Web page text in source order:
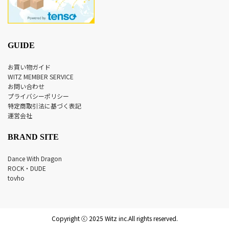
GUIDE
お買い物ガイド
WITZ MEMBER SERVICE
お問い合わせ
プライバシーポリシー
特定商取引法に基づく表記
運営会社
BRAND SITE
Dance With Dragon
ROCK・DUDE
tovho
Copyright ⓒ 2025 Witz inc.All rights reserved.